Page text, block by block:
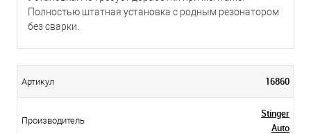
Полностью штатная установка с родным резонатором
без сварки.
Артикул 16860
Производитель
Stinger
Auto